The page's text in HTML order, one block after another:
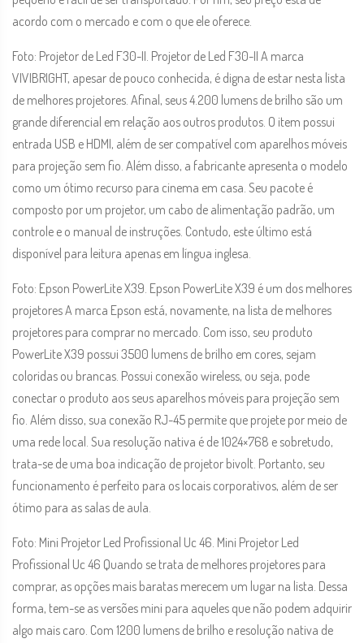
acordo com o mercado e com o que ele oferece.
Foto: Projetor de Led F30-II. Projetor de Led F30-II A marca
VIVIBRIGHT, apesar de pouco conhecida, é digna de estar nesta lista
de melhores projetores. Afinal, seus 4.200 lumens de brilho são um
grande diferencial em relação aos outros produtos. O item possui
entrada USB e HDMI, além de ser compatível com aparelhos móveis
para projeção sem fio. Além disso, a fabricante apresenta o modelo
como um ótimo recurso para cinema em casa. Seu pacote é
composto por um projetor, um cabo de alimentação padrão, um
controle e o manual de instruções. Contudo, este último está
disponível para leitura apenas em língua inglesa.
Foto: Epson PowerLite X39. Epson PowerLite X39 é um dos melhores
projetores A marca Epson está, novamente, na lista de melhores
projetores para comprar no mercado. Com isso, seu produto
PowerLite X39 possui 3500 lumens de brilho em cores, sejam
coloridas ou brancas. Possui conexão wireless, ou seja, pode
conectar o produto aos seus aparelhos móveis para projeção sem
fio. Além disso, sua conexão RJ-45 permite que projete por meio de
uma rede local. Sua resolução nativa é de 1024×768 e sobretudo,
trata-se de uma boa indicação de projetor bivolt. Portanto, seu
funcionamento é perfeito para os locais corporativos, além de ser
ótimo para as salas de aula.
Foto: Mini Projetor Led Profissional Uc 46. Mini Projetor Led
Profissional Uc 46 Quando se trata de melhores projetores para
comprar, as opções mais baratas merecem um lugar na lista. Dessa
forma, tem-se as versões mini para aqueles que não podem adquirir
algo mais caro. Com 1200 lumens de brilho e resolução nativa de